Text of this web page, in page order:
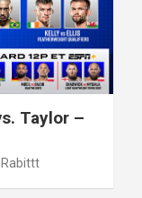
Taylor –
Rabittt